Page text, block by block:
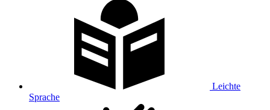
Leichte
Sprache